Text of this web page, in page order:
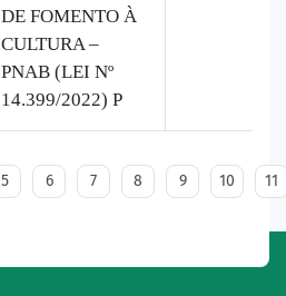
DE FOMENTO À
CULTURA –
PNAB (LEI Nº
14.399/2022) P
5 6 7 8 9 10 11